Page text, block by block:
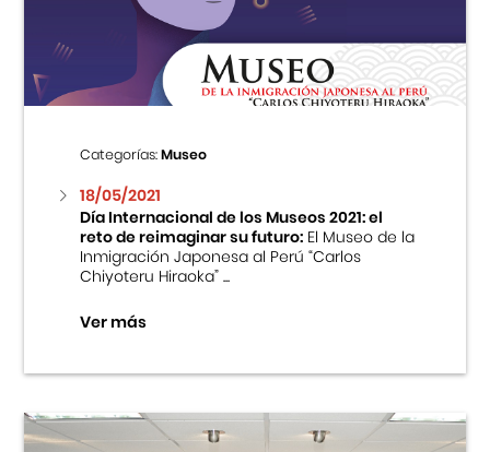
Centro Cultural Peruano Japonés
Cursos
Museo de la Inmigración Japonesa
Fondo Editorial
Teatro Peruano Japonés
Categorías:Museo
18/05/2021
Día Internacional de los Museos 2021: el
reto de reimaginar su futuro:El Museo de la
Inmigración Japonesa al Perú “Carlos
Chiyoteru Hiraoka” ...
Ver más